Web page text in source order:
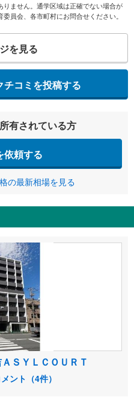
ません。通学区域は正確でない場合が
員会、各市町村にお問合せください。
を見る
チコミを投稿する
有されている方
依頼する
の最新相場を見る
ＳＹＬＣＯＵＲＴ
ント（4件）